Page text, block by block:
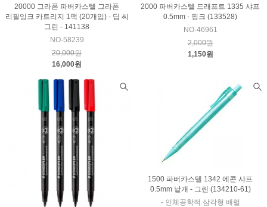
20000 그라폰 파버카스텔 그라폰
리필잉크 카트리지 1팩 (20개입) - 딥 씨
그린 - 141138
NO-58239
20,000원
16,000원
2000 파버카스텔 드래프트 1335 샤프
0.5mm - 핑크 (133528)
NO-46961
2,000원
1,150원
1500 파버카스텔 1342 에콘 샤프
0.5mm 낱개 - 그린 (134210-61)
- 인체공학적 삼각형 배럴